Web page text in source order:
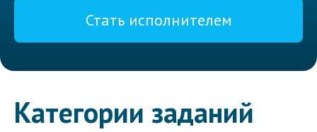
Стать исполнителем
Категории заданий